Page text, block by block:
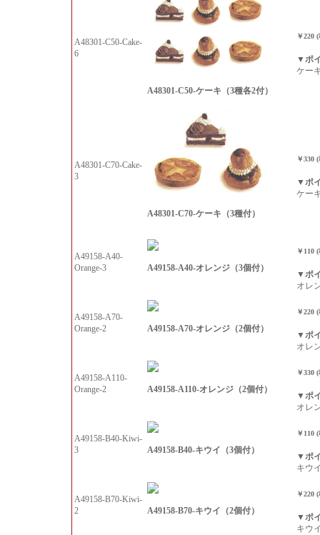
A48301-C50-Cake-
6
A48301-C50-ケーキ（3種各2付）
￥220
▼ポ
ケー
A48301-C70-Cake-
3
A48301-C70-ケーキ（3種付）
￥330
▼ポ
ケー
A49158-A40-
Orange-3
A49158-A40-オレンジ（3個付）
￥110
▼ポ
オレ
A49158-A70-
Orange-2
A49158-A70-オレンジ（2個付）
￥220
▼ポ
オレ
A49158-A110-
Orange-2
A49158-A110-オレンジ（2個付）
￥330
▼ポ
オレ
A49158-B40-Kiwi-
3
A49158-B40-キウイ（3個付）
￥110
▼ポ
キウ
A49158-B70-Kiwi-
2
A49158-B70-キウイ（2個付）
￥220
▼ポ
キウ